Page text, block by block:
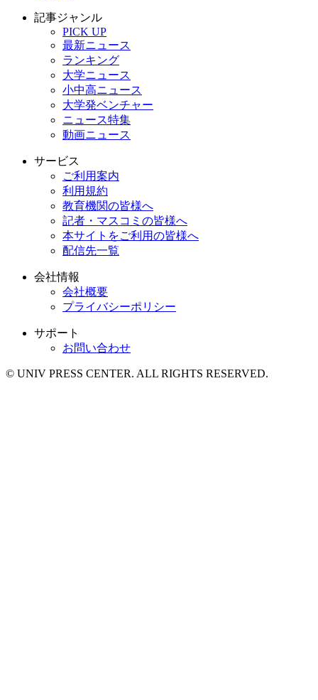
記事ジャンル
PICK UP
最新ニュース
ランキング
大学ニュース
小中高ニュース
大学発ベンチャー
ニュース特集
動画ニュース
サービス
ご利用案内
利用規約
教育機関の皆様へ
記者・マスコミの皆様へ
本サイトをご利用の皆様へ
配信先一覧
会社情報
会社概要
プライバシーポリシー
サポート
お問い合わせ
© UNIV PRESS CENTER. ALL RIGHTS RESERVED.